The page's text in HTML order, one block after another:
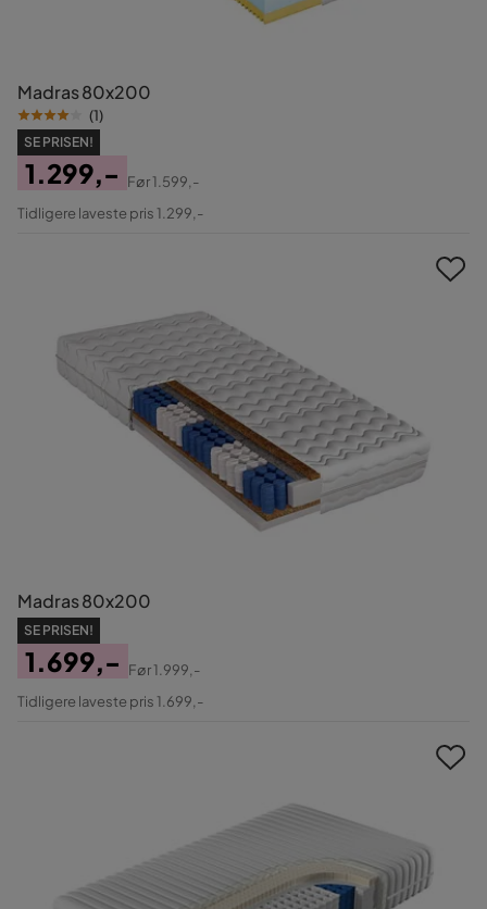
Madras 80x200
(1)
SE PRISEN!
Pris
1.299,-
Original
Før1.599,-
Tidligere laveste pris 1.299,-
Madras 80x200
SE PRISEN!
Pris
1.699,-
Original
Før1.999,-
Tidligere laveste pris 1.699,-